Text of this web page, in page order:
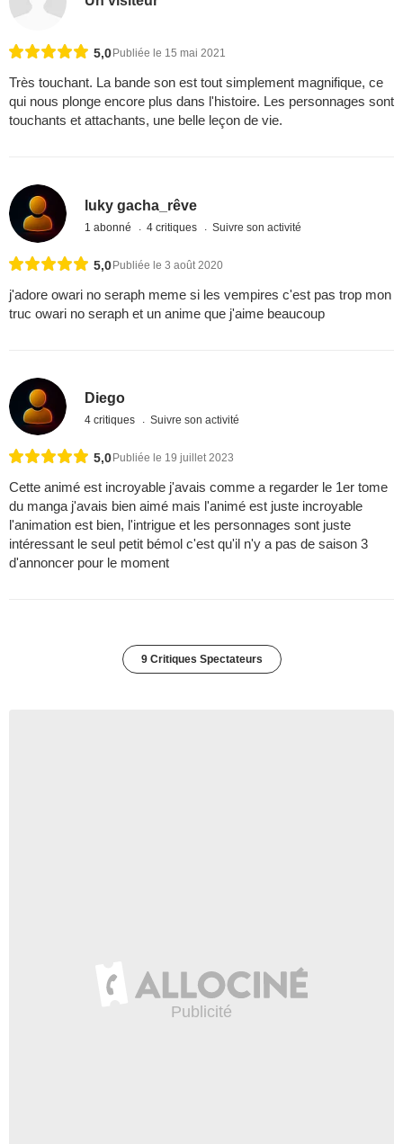
5,0 Publiée le 15 mai 2021
Très touchant. La bande son est tout simplement magnifique, ce
qui nous plonge encore plus dans l'histoire. Les personnages sont
touchants et attachants, une belle leçon de vie.
luky gacha_rêve
1 abonné 4 critiques Suivre son activité
5,0Publiée le 3 août 2020
j'adore owari no seraph meme si les vempires c'est pas trop mon
truc owari no seraph et un anime que j'aime beaucoup
Diego
4 critiques Suivre son activité
5,0Publiée le 19 juillet 2023
Cette animé est incroyable j'avais comme a regarder le 1er tome
du manga j'avais bien aimé mais l'animé est juste incroyable
l'animation est bien, l'intrigue et les personnages sont juste
intéressant le seul petit bémol c'est qu'il n'y a pas de saison 3
d'annoncer pour le moment
9 Critiques Spectateurs